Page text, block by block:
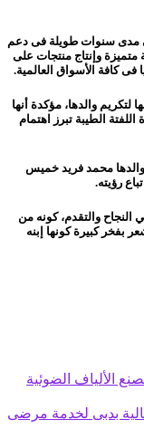
مدى سنوات طويلة فى دعم
وإنتاج منتجات على
كافة الأسواق العالمية.
والدها، مؤكدة أنها
الطيبة تبرز اهتمام
والدها محمد فريد خميس
رؤيته.
والتقدم، كونه من
بفخر كبيرة كونها إبنه
الألياف الضوئية
بدبى لخدمة مرضى